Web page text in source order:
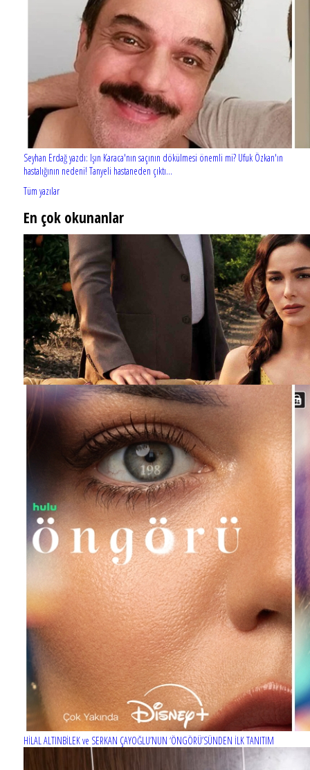
Seyhan Erdağ yazdı: Işın Karaca'nın saçının dökülmesi önemli mi? Ufuk Özkan'ın
hastalığının nedeni! Tanyeli hastaneden çıktı...
Tüm yazılar
En çok okunanlar
MERCAN KÖŞK dizisinin afişi hazır
HİLAL ALTINBİLEK ve SERKAN ÇAYOĞLU’NUN ‘ÖNGÖRÜ’SÜNDEN İLK TANITIM